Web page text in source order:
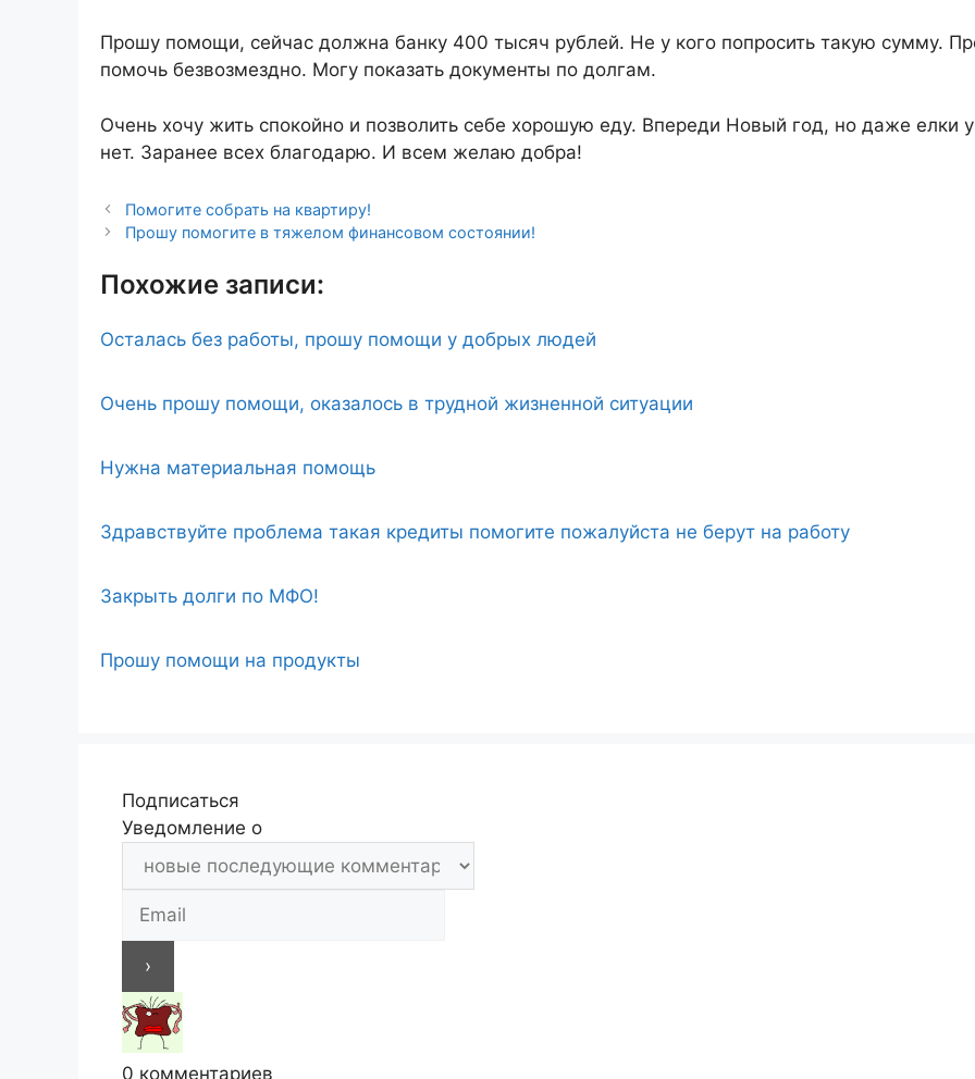
Прошу помощи, сейчас должна банку 400 тысяч рублей. Не у кого попросить такую сумму.
помочь безвозмездно. Могу показать документы по долгам.
Очень хочу жить спокойно и позволить себе хорошую еду. Впереди Новый год, но даже елки
нет. Заранее всех благодарю. И всем желаю добра!
Помогите собрать на квартиру!
Прошу помогите в тяжелом финансовом состоянии!
Похожие записи:
Осталась без работы, прошу помощи у добрых людей
Очень прошу помощи, оказалось в трудной жизненной ситуации
Нужна материальная помощь
Здравствуйте проблема такая кредиты помогите пожалуйста не берут на работу
Закрыть долги по МФО!
Прошу помощи на продукты
Подписаться
Уведомление о
0 комментариев